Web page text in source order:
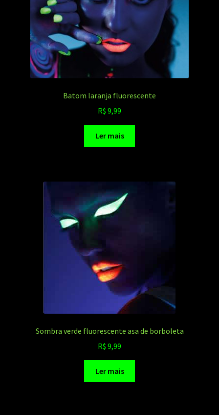
Batom laranja fluorescente
R$ 9,99
Ler mais
Sombra verde fluorescente asa de borboleta
R$ 9,99
Ler mais